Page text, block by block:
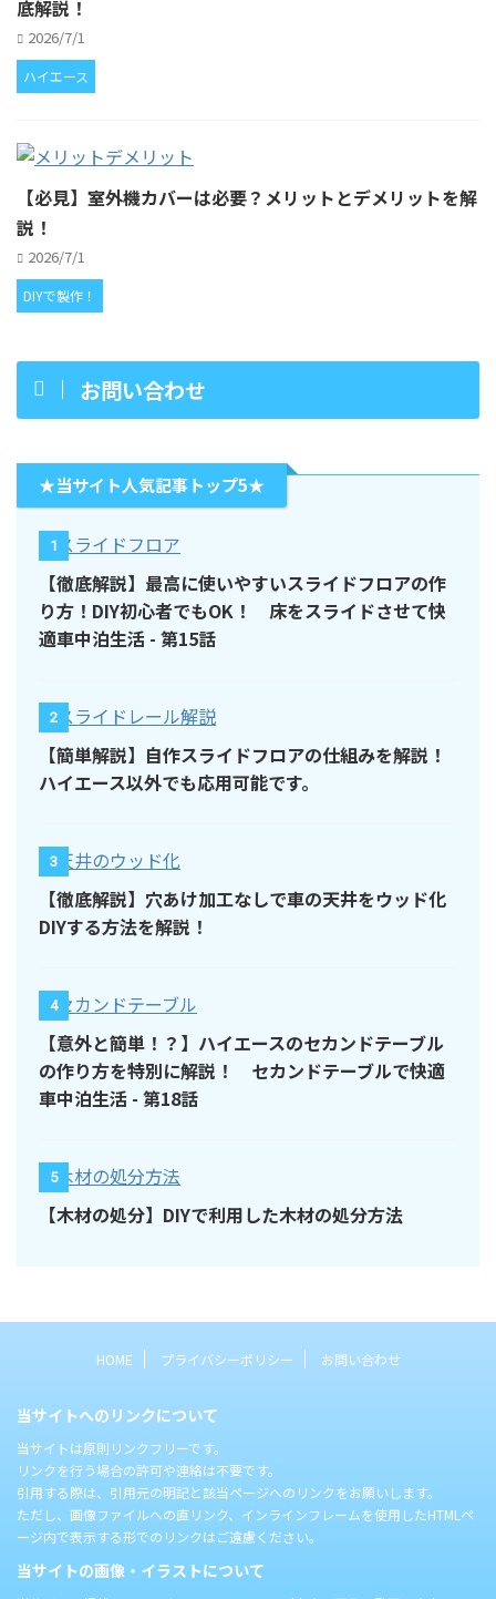
底解説！
2026/7/1
ハイエース
【必見】室外機カバーは必要？メリットとデメリットを解
説！
2026/7/1
DIYで製作！
お問い合わせ
★当サイト人気記事トップ5★
1
【徹底解説】最高に使いやすいスライドフロアの作
り方！DIY初心者でもOK！ 床をスライドさせて快
適車中泊生活 - 第15話
2
【簡単解説】自作スライドフロアの仕組みを解説！
ハイエース以外でも応用可能です。
3
【徹底解説】穴あけ加工なしで車の天井をウッド化
DIYする方法を解説！
4
【意外と簡単！？】ハイエースのセカンドテーブル
の作り方を特別に解説！ セカンドテーブルで快適
車中泊生活 - 第18話
5
【木材の処分】DIYで利用した木材の処分方法
HOME プライバシーポリシー お問い合わせ
当サイトへのリンクについて
当サイトは原則リンクフリーです。
リンクを行う場合の許可や連絡は不要です。
引用する際は、引用元の明記と該当ページへのリンクをお願いします。
ただし、画像ファイルへの直リンク、インラインフレームを使用したHTMLペ
ージ内で表示する形でのリンクはご遠慮ください。
当サイトの画像・イラストについて